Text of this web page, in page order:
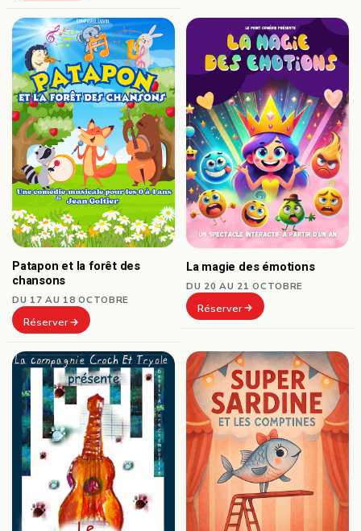
Patapon et la forêt des
chansons
DU 17 AU 18 OCTOBRE
Réserver
La magie des émotions
DU 20 AU 21 OCTOBRE
Réserver